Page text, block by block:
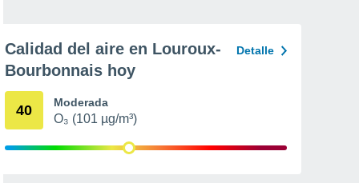
Calidad del aire en Louroux-
Bourbonnais hoy
Detalle
40 Moderada
O₃ (101 µg/m³)